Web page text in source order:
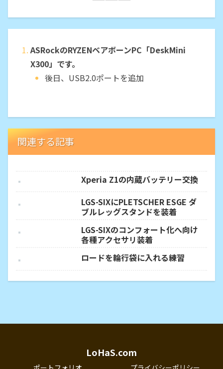
ASRockのRYZENベアボーンPC「DeskMini
X300」です。
後日、USB2.0ポートを追加
関連する記事
Xperia Z1の内蔵バッテリー交換
LGS-SIXにPLETSCHER ESGE ダ
ブルレッグスタンドを装着
LGS-SIXのコンフォート化へ向け
各種アクセサリ装着
ロードを輪行袋に入れる練習
LoHaS.com